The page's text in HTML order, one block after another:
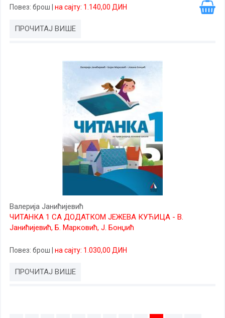
Повез: брош на сајту: 1.140,00 ДИН
ПРОЧИТАЈ ВИШЕ
Валерија Јанићијевић
ЧИТАНКА 1 СА ДОДАТКОМ ЈЕЖЕВА КУЋИЦА - В.
Јанићијевић, Б. Марковић, Ј. Бонџић
Повез: брош на сајту: 1.030,00 ДИН
ПРОЧИТАЈ ВИШЕ